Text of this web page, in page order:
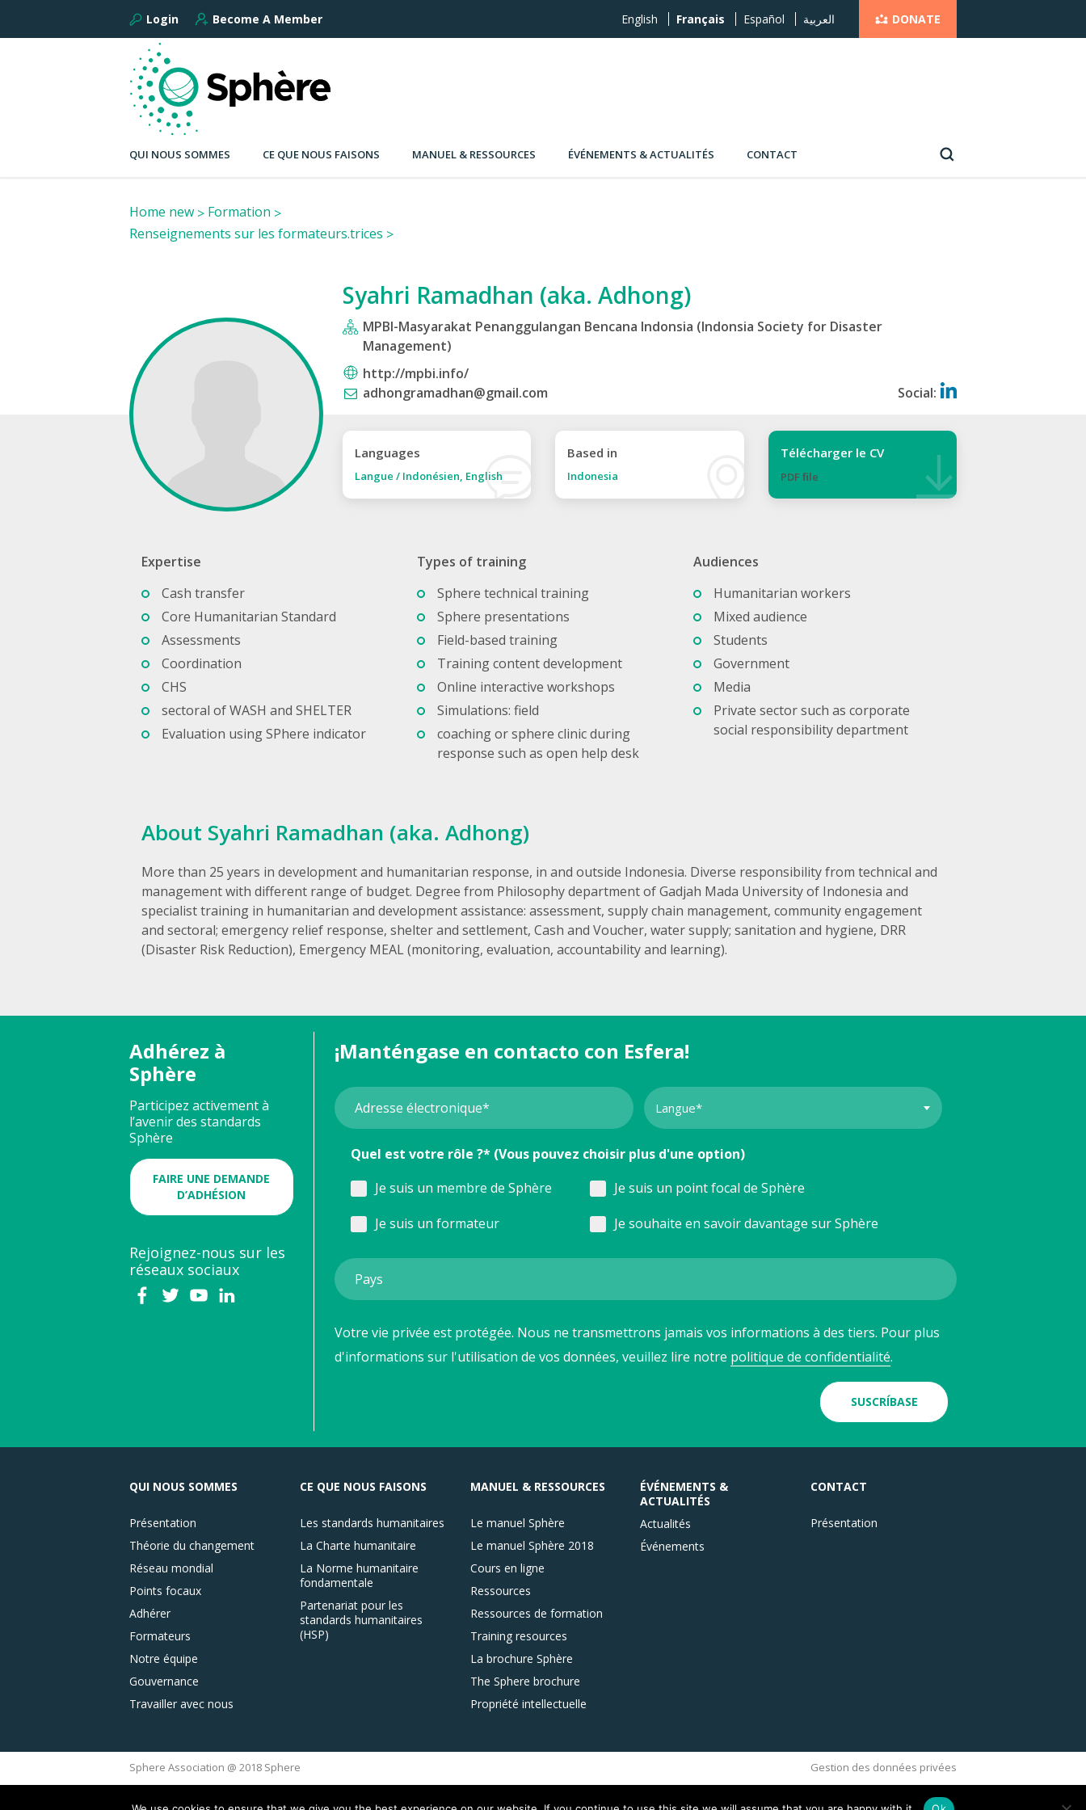
Login Become A Member English Français Español العربية DONATE
QUI NOUS SOMMES CE QUE NOUS FAISONS MANUEL & RESSOURCES ÉVÉNEMENTS & ACTUALITÉS CONTACT
Home new
Formation
Renseignements sur les formateurs.trices
Syahri Ramadhan (aka. Adhong)
MPBI-Masyarakat Penanggulangan Bencana Indonsia (Indonsia Society for Disaster
Management)
http://mpbi.info/
adhongramadhan@gmail.com
Social:
Languages
Langue / Indonésien, English
Based in
Indonesia
Télécharger le CV
PDF ﬁle
Expertise
Cash transfer
Core Humanitarian Standard
Assessments
Coordination
CHS
sectoral of WASH and SHELTER
Evaluation using SPhere indicator
Types of training
Sphere technical training
Sphere presentations
Field-based training
Training content development
Online interactive workshops
Simulations: field
coaching or sphere clinic during
response such as open help desk
Audiences
Humanitarian workers
Mixed audience
Students
Government
Media
Private sector such as corporate
social responsibility department
About Syahri Ramadhan (aka. Adhong)
More than 25 years in development and humanitarian response, in and outside Indonesia. Diverse responsibility from technical and
management with different range of budget. Degree from Philosophy department of Gadjah Mada University of Indonesia and
specialist training in humanitarian and development assistance: assessment, supply chain management, community engagement
and sectoral; emergency relief response, shelter and settlement, Cash and Voucher, water supply; sanitation and hygiene, DRR
(Disaster Risk Reduction), Emergency MEAL (monitoring, evaluation, accountability and learning).
Adhérez à
Sphère
Participez activement à
l’avenir des standards
Sphère
FAIRE UNE DEMANDE
D’ADHÉSION
Rejoignez-nous sur les
réseaux sociaux
¡Manténgase en contacto con Esfera!
Quel est votre rôle ?* (Vous pouvez choisir plus d'une option)
Je suis un membre de Sphère
Je suis un point focal de Sphère
Je suis un formateur
Je souhaite en savoir davantage sur Sphère
Votre vie privée est protégée. Nous ne transmettrons jamais vos informations à des tiers. Pour plus
d'informations sur l'utilisation de vos données, veuillez lire notre politique de confidentialité.
SUSCRÍBASE
QUI NOUS SOMMES
Présentation
Théorie du changement
Réseau mondial
Points focaux
Adhérer
Formateurs
Notre équipe
Gouvernance
Travailler avec nous
CE QUE NOUS FAISONS
Les standards humanitaires
La Charte humanitaire
La Norme humanitaire
fondamentale
Partenariat pour les
standards humanitaires
(HSP)
MANUEL & RESSOURCES
Le manuel Sphère
Le manuel Sphère 2018
Cours en ligne
Ressources
Ressources de formation
Training resources
La brochure Sphère
The Sphere brochure
Propriété intellectuelle
ÉVÉNEMENTS &
ACTUALITÉS
Actualités
Événements
CONTACT
Présentation
Sphere Association @ 2018 Sphere Gestion des données privées